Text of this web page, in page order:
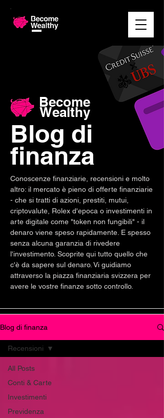
Become
Wealthy
Blog di
finanza
Conoscenze finanziarie, recensioni e molto
altro: il mercato è pieno di offerte finanziarie
- che si tratti di azioni, prestiti, mutui,
criptovalute, Rolex d'epoca o investimenti in
arte digitale come "token non fungibili" - il
denaro viene speso rapidamente. E spesso
senza alcuna garanzia di rivedere
l'investimento. Scoprite qui tutto quello che
c'è da sapere sul denaro. Vi guidiamo
attraverso la piazza finanziaria svizzera per
avere le vostre finanze sotto controllo.
Blog di finanza
All Posts
Conti & Carte
Investimenti
Previdenza
Recensioni